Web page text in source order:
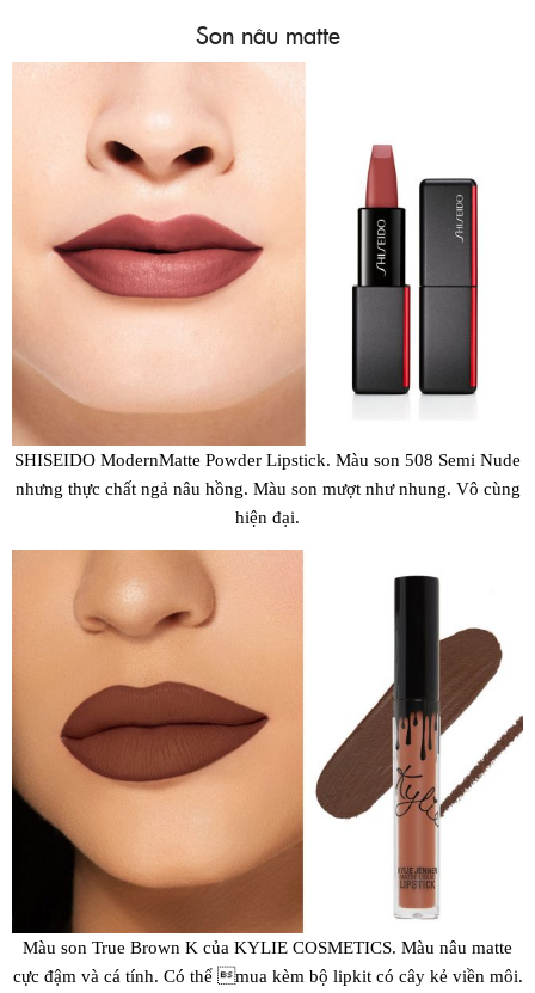
Son nâu matte
SHISEIDO ModernMatte Powder Lipstick. Màu son 508 Semi Nude
nhưng thực chất ngả nâu hồng. Màu son mượt như nhung. Vô cùng
hiện đại.
Màu son True Brown K của KYLIE COSMETICS. Màu nâu matte
cực đậm và cá tính. Có thể mua kèm bộ lipkit có cây kẻ viền môi.